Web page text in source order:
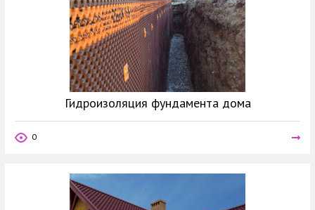
Гидроизоляция фундамента дома
0